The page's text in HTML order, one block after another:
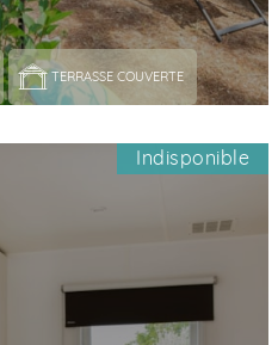
TERRASSE COUVERTE
Indisponible